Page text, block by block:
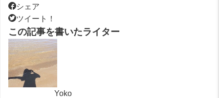
シェア
ツイート！
この記事を書いたライター
Yoko